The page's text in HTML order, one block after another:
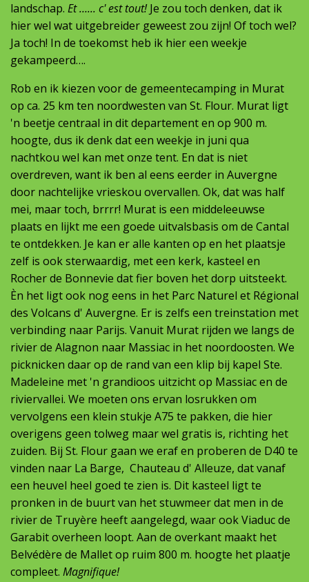
landschap. Et …... c' est tout!Je zou toch denken, dat ik
hier wel wat uitgebreider geweest zou zijn! Of toch wel?
Ja toch! In de toekomst heb ik hier een weekje
gekampeerd….
Rob en ik kiezen voor de gemeentecamping in Murat
op ca. 25 km ten noordwesten van St. Flour. Murat ligt
'n beetje centraal in dit departement en op 900 m.
hoogte, dus ik denk dat een weekje in juni qua
nachtkou wel kan met onze tent. En dat is niet
overdreven, want ik ben al eens eerder in Auvergne
door nachtelijke vrieskou overvallen. Ok, dat was half
mei, maar toch, brrrr! Murat is een middeleeuwse
plaats en lijkt me een goede uitvalsbasis om de Cantal
te ontdekken. Je kan er alle kanten op en het plaatsje
zelf is ook sterwaardig, met een kerk, kasteel en
Rocher de Bonnevie dat fier boven het dorp uitsteekt.
Èn het ligt ook nog eens in het Parc Naturel et Régional
des Volcans d' Auvergne. Er is zelfs een treinstation met
verbinding naar Parijs. Vanuit Murat rijden we langs de
rivier de Alagnon naar Massiac in het noordoosten. We
picknicken daar op de rand van een klip bij kapel Ste.
Madeleine met 'n grandioos uitzicht op Massiac en de
riviervallei. We moeten ons ervan losrukken om
vervolgens een klein stukje A75 te pakken, die hier
overigens geen tolweg maar wel gratis is, richting het
zuiden. Bij St. Flour gaan we eraf en proberen de D40 te
vinden naar La Barge, Chauteau d' Alleuze, dat vanaf
een heuvel heel goed te zien is. Dit kasteel ligt te
pronken in de buurt van het stuwmeer dat men in de
rivier de Truyère heeft aangelegd, waar ook Viaduc de
Garabit overheen loopt. Aan de overkant maakt het
Belvédère de Mallet op ruim 800 m. hoogte het plaatje
compleet. Magnifique!